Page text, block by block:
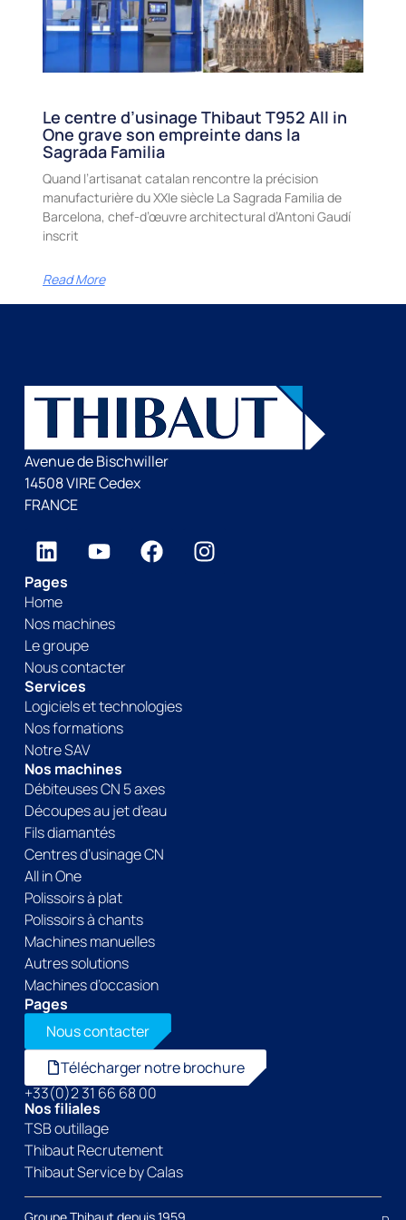
Le centre d’usinage Thibaut T952 All in
One grave son empreinte dans la
Sagrada Familia
Quand l’artisanat catalan rencontre la précision
manufacturière du XXIe siècle La Sagrada Familia de
Barcelona, chef-d’œuvre architectural d’Antoni Gaudí
inscrit
Read More
Avenue de Bischwiller
14508 VIRE Cedex
FRANCE
Pages
Home
Nos machines
Le groupe
Nous contacter
Services
Logiciels et technologies
Nos formations
Notre SAV
Nos machines
Débiteuses CN 5 axes
Découpes au jet d’eau
Fils diamantés
Centres d’usinage CN
All in One
Polissoirs à plat
Polissoirs à chants
Machines manuelles
Autres solutions
Machines d’occasion
Pages
Nous contacter
Télécharger notre brochure
+33(0)2 31 66 68 00
Nos filiales
TSB outillage
Thibaut Recrutement
Thibaut Service by Calas